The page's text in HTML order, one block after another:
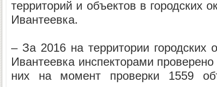
территорий и объектов в городских
Ивантеевка.
– За 2016 на территории городских
Ивантеевка инспекторами
них на момент проверки 1559